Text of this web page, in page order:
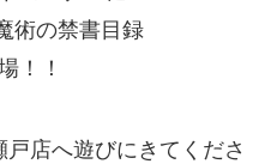
術の禁書目録
！！
店へ遊びにきてくださ